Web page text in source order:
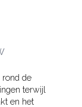
rond de
terwijl
en het